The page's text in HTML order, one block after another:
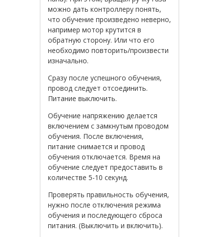
можно дать контроллеру понять,
что обучение произведено неверно,
например мотор крутится в
обратную сторону. Или что его
необходимо повторить/произвести
изначально.
Сразу после успешного обучения,
провод следует отсоединить.
Питание выключить.
Обучение напряжению делается
включением с замкнутым проводом
обучения. После включения,
питание снимается и провод
обучения отключается. Время на
обучение следует предоставить в
количестве 5-10 секунд.
Проверять правильность обучения,
нужно после отключения режима
обучения и последующего сброса
питания. (Выключить и включить).